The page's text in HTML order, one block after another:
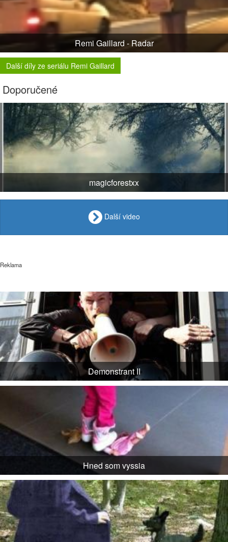
Remi Gaillard - Radar
Další díly ze seriálu Remi Gaillard
Doporučené
magicforestxx
Další video
Reklama
Demonstrant II
Hned som vyssia